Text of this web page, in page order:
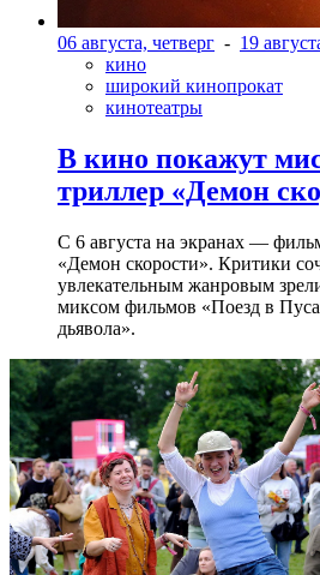
06 августа, четверг - 19
кино
широкий кинопрокат
кинотеатры
В кино покажут
триллер «Демон
С 6 августа на экранах —
«Демон скорости». Критики
увлекательным жанровым
миксом фильмов «Поезд в
дьявола».